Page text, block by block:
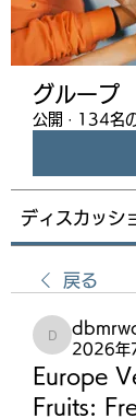
グループ
公開 · 134名
ディスカッシ
戻る
2026年
Europe
Fruits: